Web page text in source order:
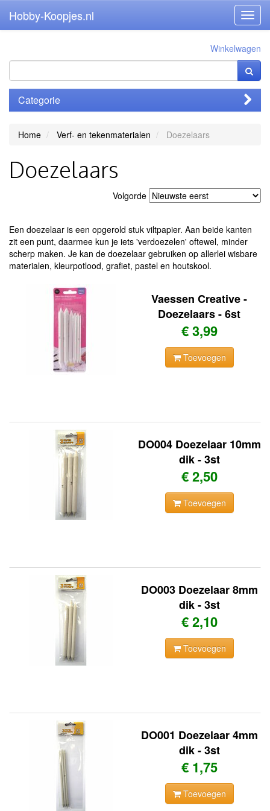
Hobby-Koopjes.nl
Winkelwagen
Categorie
Home Verf- en tekenmaterialen Doezelaars
Doezelaars
Volgorde
Een doezelaar is een opgerold stuk viltpapier. Aan beide kanten
zit een punt, daarmee kun je iets 'verdoezelen' oftewel, minder
scherp maken. Je kan de doezelaar gebruiken op allerlei wisbare
materialen, kleurpotlood, grafiet, pastel en houtskool.
Vaessen Creative -
Doezelaars - 6st
€ 3,99
Toevoegen
DO004 Doezelaar 10mm
dik - 3st
€ 2,50
Toevoegen
DO003 Doezelaar 8mm
dik - 3st
€ 2,10
Toevoegen
DO001 Doezelaar 4mm
dik - 3st
€ 1,75
Toevoegen